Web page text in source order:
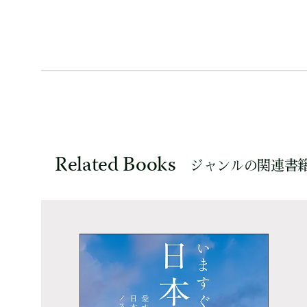
Related Books ジャンルの関連書